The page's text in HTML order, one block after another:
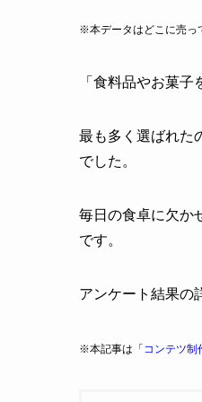
※本データはどこに売っ
「食料品やお菓
最も多く選ばれた
でした。
毎日の食卓に欠か
です。
アンケート結果の
※本記事は「 コンテツ制